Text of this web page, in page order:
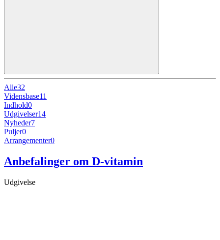
Alle32
Vidensbase11
Indhold0
Udgivelser14
Nyheder7
Puljer0
Arrangementer0
Anbefalinger om D-vitamin
Udgivelse